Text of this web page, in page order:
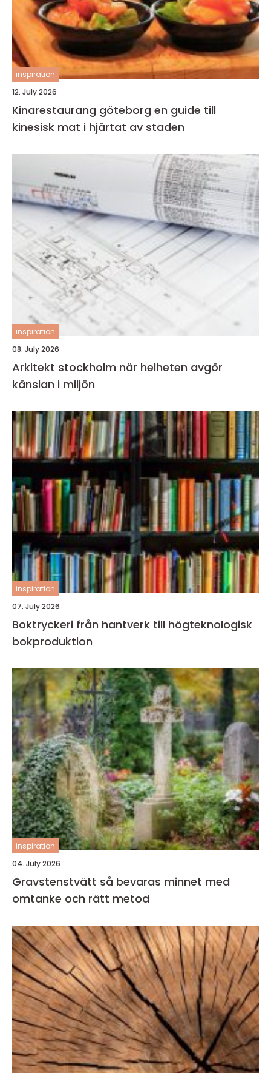
inspiration
12. July 2026
Kinarestaurang göteborg en guide till
kinesisk mat i hjärtat av staden
inspiration
08. July 2026
Arkitekt stockholm när helheten avgör
känslan i miljön
inspiration
07. July 2026
Boktryckeri från hantverk till högteknologisk
bokproduktion
inspiration
04. July 2026
Gravstenstvätt så bevaras minnet med
omtanke och rätt metod